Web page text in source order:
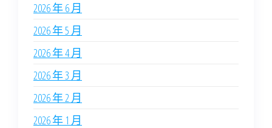
2026 年 6 月
2026 年 5 月
2026 年 4 月
2026 年 3 月
2026 年 2 月
2026 年 1 月